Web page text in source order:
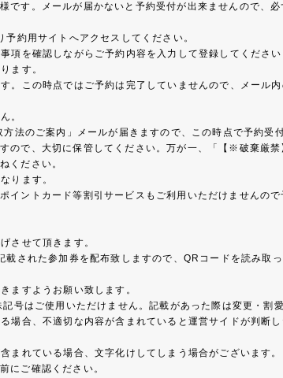
です。メールが届かないと予約受付が出来ませんので、
約用サイトへアクセスしてください。
項を確認しながらご予約内容を入力して登録してください
ます。
。この時点ではご予約は完了していませんので、メール
。
法のご案内」メールが届きますので、この時点で予約受
ので、大切に保管してください。万が一、「【※破棄厳
ください。
ります。
イントカード等割引サービスもご利用いただけませんので
させて頂きます。
された参加券を配布致しますので、QRコードを読み取
ますようお願い致します。
号はご使用いただけません。記載があった際は変更・割
場合、不適切な内容が含まれていると運営サイドが判断
まれている場合、文字化けしてしまう場合がございます
にご確認ください。